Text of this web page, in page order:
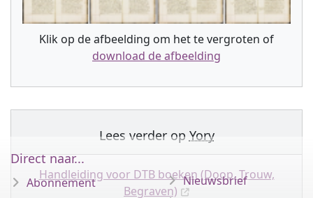
Klik op de afbeelding om het te vergroten of
download de afbeelding
Lees verder op Yory
Handleiding voor DTB boeken (Doop, Trouw,
Begraven)
Direct naar...
Abonnement
Nieuwsbrief